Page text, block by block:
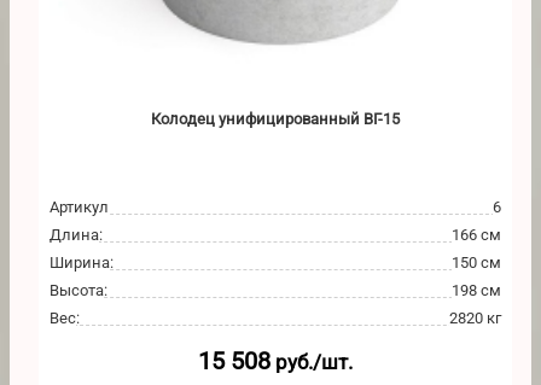
Колодец унифицированный ВГ-15
Артикул
6
Длина:
166 см
Ширина:
150 см
Высота:
198 см
Вес: 2820 кг
15 508руб./шт.